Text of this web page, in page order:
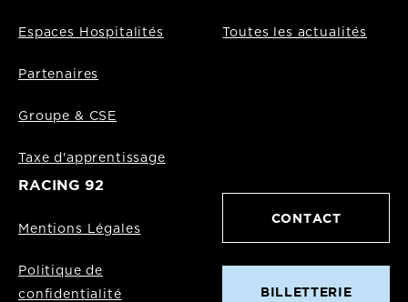
Espaces Hospitalités
Partenaires
Groupe & CSE
Taxe d'apprentissage
Toutes les actualités
RACING 92
Mentions Légales
Politique de
confidentialité
CONTACT
BILLETTERIE